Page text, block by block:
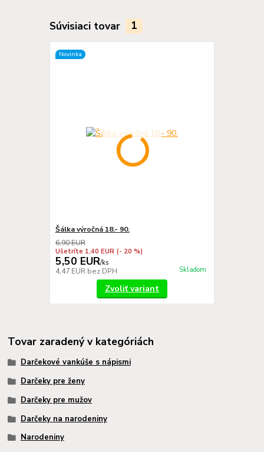
Súvisiaci tovar 1
Novinka
Šálka výročná 18.- 90.
6,90 EUR
Ušetríte 1,40 EUR (- 20 %)
5,50 EUR/ks
4,47 EUR bez DPH Skladom
Zvoliť variant
Tovar zaradený v kategóriách
Darčekové vankúše s nápismi
Darčeky pre ženy
Darčeky pre mužov
Darčeky na narodeniny
Narodeniny